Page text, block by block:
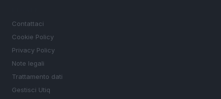
Contattaci
Cookie Policy
Privacy Policy
Note legali
Trattamento dati
Gestisci Utiq